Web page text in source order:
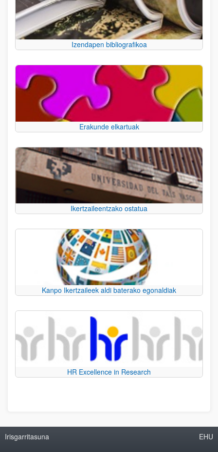
Izendapen bibliografikoa
Erakunde elkartuak
Ikertzaileentzako ostatua
Kanpo Ikertzaileek aldi baterako egonaldiak
HR Excellence in Research
Irisgarritasuna EHU